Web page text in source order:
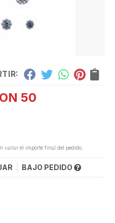
50
variar el importe final del pedido.
BAJO PEDIDO